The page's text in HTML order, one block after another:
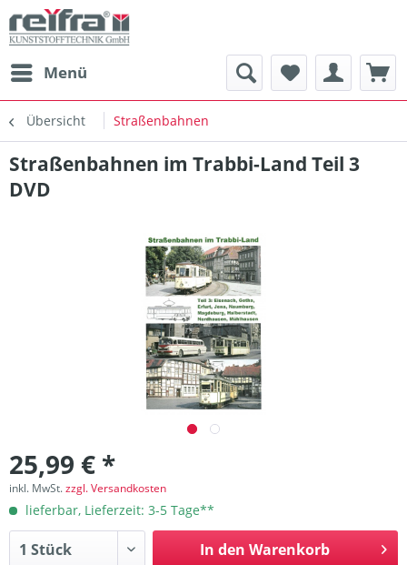
Menü
Übersicht Straßenbahnen
Straßenbahnen im Trabbi-Land Teil 3
DVD
25,99 € *
inkl. MwSt.zzgl. Versandkosten
lieferbar, Lieferzeit: 3-5 Tage**
In den Warenkorb